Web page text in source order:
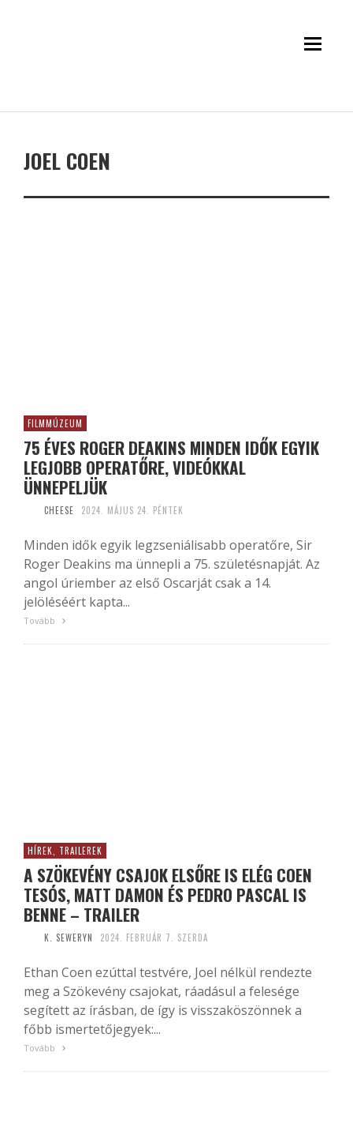
JOEL COEN
FILMMÚZEUM
75 ÉVES ROGER DEAKINS MINDEN IDŐK EGYIK
LEGJOBB OPERATŐRE, VIDEÓKKAL
ÜNNEPELJÜK
CHEESE 2024. MÁJUS 24. PÉNTEK
Minden idők egyik legzseniálisabb operatőre, Sir
Roger Deakins ma ünnepli a 75. születésnapját. Az
angol úriember az első Oscarját csak a 14.
jelöléséért kapta...
Tovább
HÍREK, TRAILEREK
A SZÖKEVÉNY CSAJOK ELSŐRE IS ELÉG COEN
TESÓS, MATT DAMON ÉS PEDRO PASCAL IS
BENNE – TRAILER
K. SEWERYN 2024. FEBRUÁR 7. SZERDA
Ethan Coen ezúttal testvére, Joel nélkül rendezte
meg a Szökevény csajokat, ráadásul a felesége
segített az írásban, de így is visszaköszönnek a
főbb ismertetőjegyek:...
Tovább